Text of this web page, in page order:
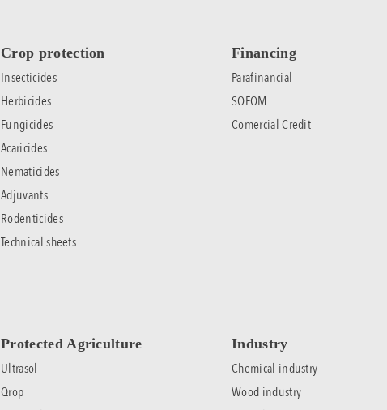
Crop protection
Insecticides
Herbicides
Fungicides
Acaricides
Nematicides
Adjuvants
Rodenticides
Technical sheets
Financing
Parafinancial
SOFOM
Comercial Credit
Protected Agriculture
Ultrasol
Qrop
Industry
Chemical industry
Wood industry